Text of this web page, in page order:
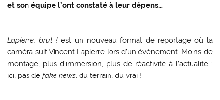
et son équipe l’ont constaté à leur dépens…
Lapierre, brut !est un nouveau format de reportage où la
caméra suit Vincent Lapierre lors d’un événement. Moins de
montage, plus d’immersion, plus de réactivité à l’actualité :
ici, pas defake news, du terrain, du vrai !